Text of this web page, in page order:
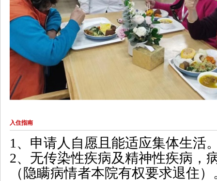
入住指南
1、申请人自愿且能适应集体生活
2、无传染性疾病及精神性疾病，
（隐瞒病情者本院有权要求退住）